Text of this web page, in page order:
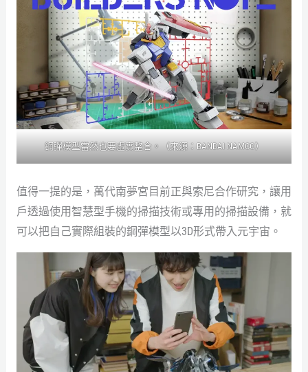
鋼彈模型當然也要虛實整合。（來源：BANDAI NAMCO）
值得一提的是，萬代南夢宮目前正與索尼合作研究，讓用
戶透過使用智慧型手機的掃描技術或專用的掃描設備，就
可以把自己實際組裝的鋼彈模型以3D形式帶入元宇宙。